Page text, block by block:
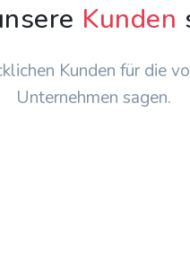
Kunden
Kunden für die
Unternehmen sagen.